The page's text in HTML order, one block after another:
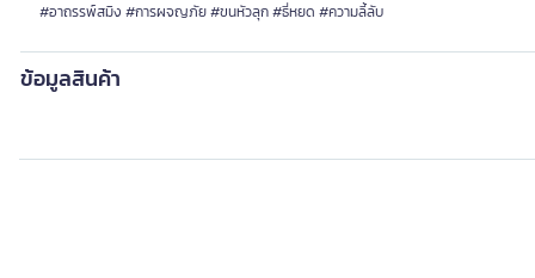
#อาถรรพ์สมิง #การผจญภัย #ขนหัวลุก #ธี่หยด #ความลี้ลับ
ข้อมูลสินค้า